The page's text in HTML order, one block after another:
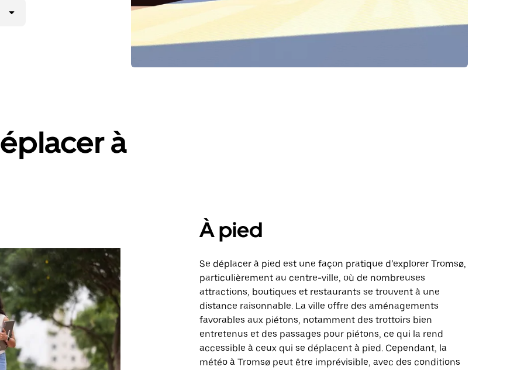
à
À pied
Se déplacer à pied est une façon pratique d’explorer Tromsø,
particulièrement au centre-ville, où de nombreuses
attractions, boutiques et restaurants se trouvent à une
distance raisonnable. La ville offre des aménagements
favorables aux piétons, notamment des trottoirs bien
entretenus et des passages pour piétons, ce qui la rend
accessible à ceux qui se déplacent à pied. Cependant, la
météo à Tromsø peut être imprévisible, avec des conditions